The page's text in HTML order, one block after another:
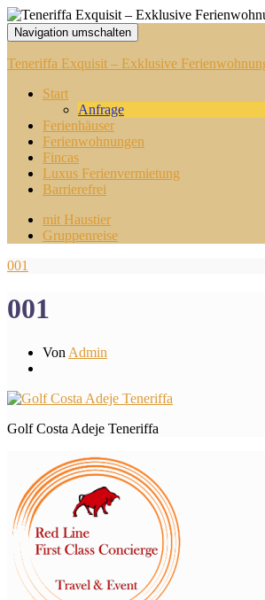
Navigation umschalten
Teneriffa Exquisit – Exklusive
Start
Anfrage
Ferienhäuser
Ferienwohnungen
Fincas
Luxus Ferienvermietung
Barrierefrei
mit Haustier
Gruppenreise
001
001
Von Admin
Golf Costa Adeje Teneriffa